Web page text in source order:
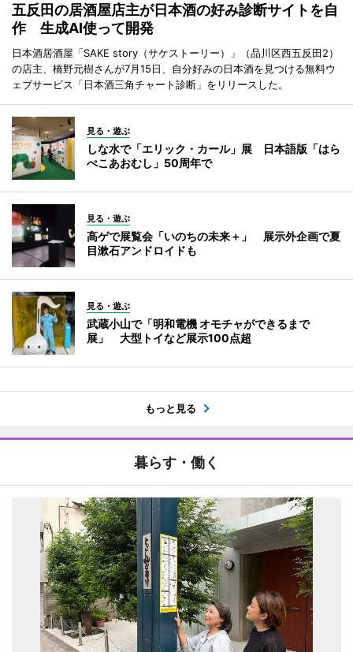
五反田の居酒屋店主が日本酒の好み診断サイトを自
作 生成AI使って開発
日本酒居酒屋「SAKE story（サケストーリー）」（品川区西五反田2）
の店主、橋野元樹さんが7月15日、自分好みの日本酒を見つける無料ウ
ェブサービス「日本酒三角チャート診断」をリリースした。
見る・遊ぶ
しな水で「エリック・カール」展 日本語版「はら
ぺこあおむし」50周年で
見る・遊ぶ
高ゲで展覧会「いのちの未来＋」 展示外企画で夏
目漱石アンドロイドも
見る・遊ぶ
武蔵小山で「明和電機 オモチャができるまで
展」 大型トイなど展示100点超
もっと見る
暮らす・働く